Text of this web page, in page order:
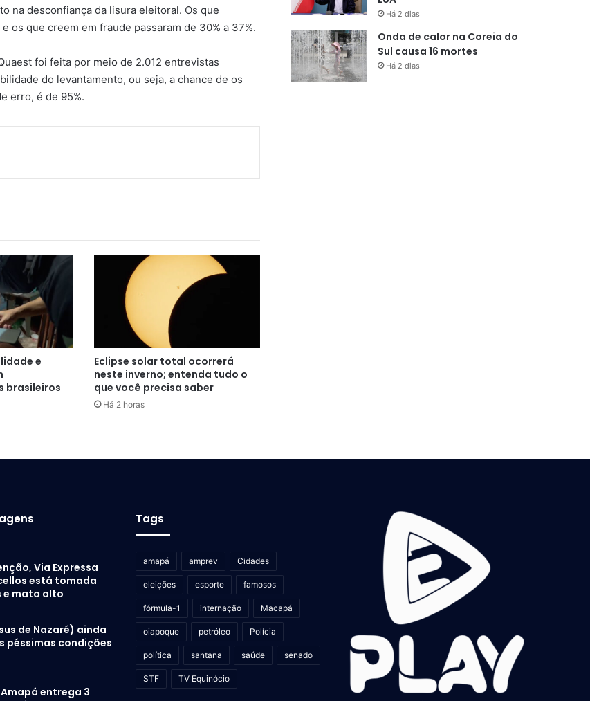
na desconfiança da lisura eleitoral. Os que
os que creem em fraude passaram de 30% a 37%.
foi feita por meio de 2.012 entrevistas
do levantamento, ou seja, a chance de os
erro, é de 95%.
e
brasileiros
Eclipse solar total ocorrerá
neste inverno; entenda tudo o
que você precisa saber
Há 2 horas
Há 2 dias
Onda de calor na Coreia do
Sul causa 16 mortes
Há 2 dias
Via Expressa
está tomada
e mato alto
de Nazaré) ainda
péssimas condições
entrega 3
Tags
amapá amprev Cidades
eleições esporte famosos
fórmula-1 internação Macapá
oiapoque petróleo Polícia
política santana saúde senado
STF TV Equinócio